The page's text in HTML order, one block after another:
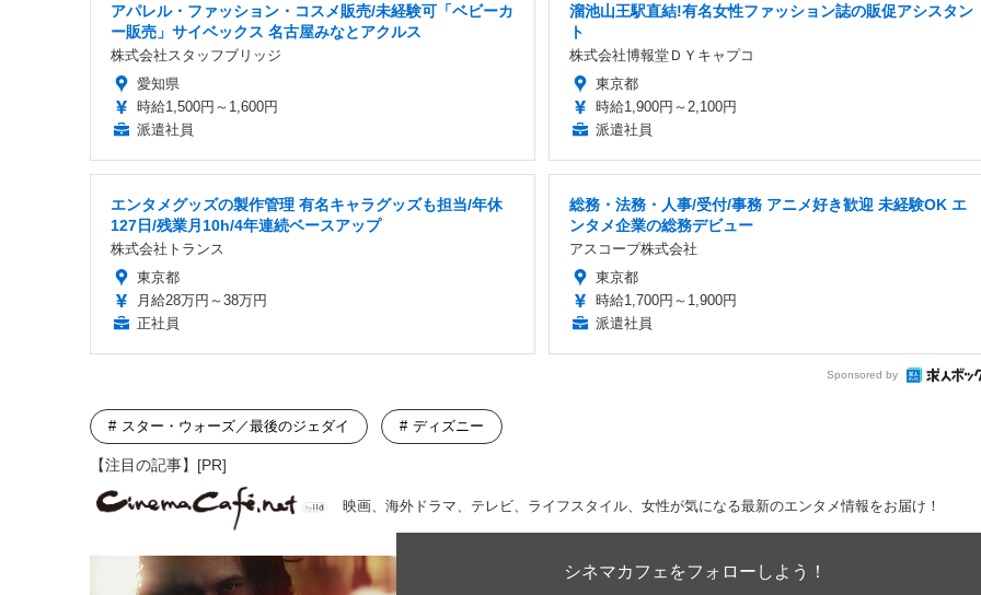
アパレル・ファッション・コスメ販売/未経験可「ベビーカ
ー販売」サイベックス 名古屋みなとアクルス
株式会社スタッフブリッジ
愛知県
時給1,500円～1,600円
派遣社員
溜池山王駅直結!有名女性ファッション誌の販促アシスタン
ト
株式会社博報堂ＤＹキャプコ
東京都
時給1,900円～2,100円
派遣社員
エンタメグッズの製作管理 有名キャラグッズも担当/年休
127日/残業月10h/4年連続ベースアップ
株式会社トランス
東京都
月給28万円～38万円
正社員
総務・法務・人事/受付/事務 アニメ好き歓迎 未経験OK エ
ンタメ企業の総務デビュー
アスコープ株式会社
東京都
時給1,700円～1,900円
派遣社員
Sponsored by
スター・ウォーズ／最後のジェダイ ディズニー
【注目の記事】[PR]
映画、海外ドラマ、テレビ、ライフスタイル、女性が気になる最新のエンタメ情報をお届け！
シネマカフェをフォローしよう！